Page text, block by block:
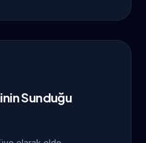
Sunduğu